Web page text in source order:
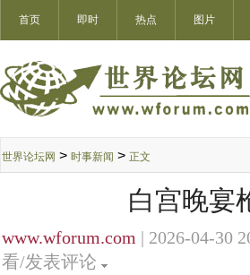
首页 即时 热点 图片
世界论坛网 > 时事新闻 > 正文
白宫晚宴
www.wforum.com | 2026-04-30
看/发表评论